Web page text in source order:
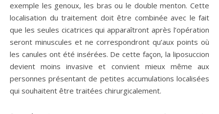
exemple les genoux, les bras ou le double menton. Cette
localisation du traitement doit être combinée avec le fait
que les seules cicatrices qui apparaîtront après l’opération
seront minuscules et ne correspondront qu’aux points où
les canules ont été insérées. De cette façon, la liposuccion
devient moins invasive et convient mieux même aux
personnes présentant de petites accumulations localisées
qui souhaitent être traitées chirurgicalement.